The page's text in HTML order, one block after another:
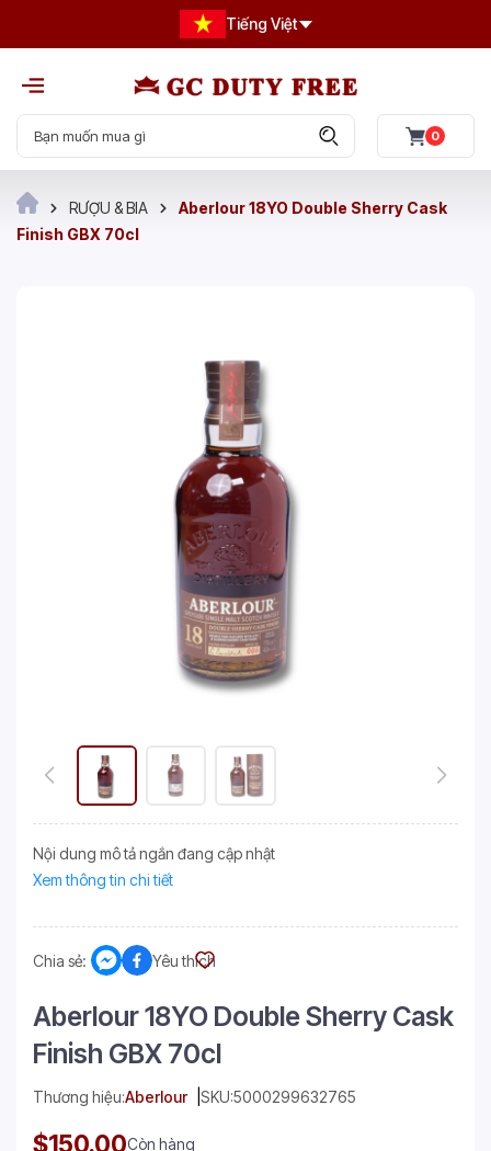
Tiếng Việt
0
RƯỢU & BIA
Aberlour 18YO Double Sherry Cask
Finish GBX 70cl
Nội dung mô tả ngắn đang cập nhật
Xem thông tin chi tiết
Chia sẻ: Yêu thích
Aberlour 18YO Double Sherry Cask
Finish GBX 70cl
Thương hiệu:Aberlour SKU:5000299632765
$150.00Còn hàng